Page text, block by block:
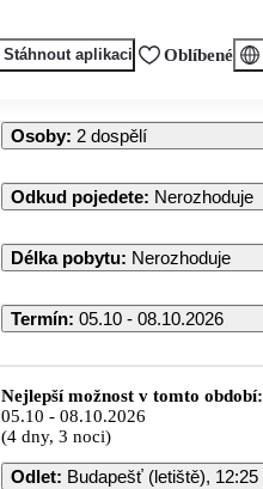
Stáhnout aplikaci Oblíbené
Osoby: 2 dospělí
Odkud pojedete: Nerozhoduje
Délka pobytu: Nerozhoduje
Termín: 05.10 - 08.10.2026
Nejlepší možnost v tomto období:
05.10 - 08.10.2026
(4 dny, 3 noci)
Odlet: Budapešť (letiště), 12:25